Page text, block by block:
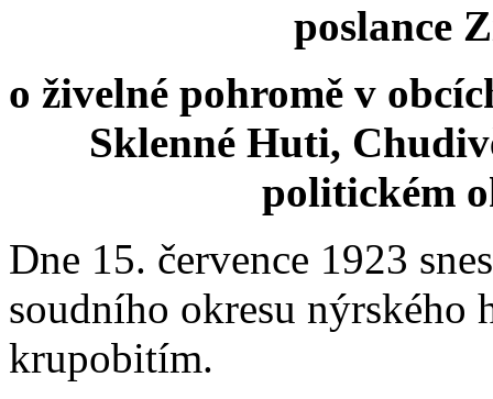
poslance
o živelné pohromě v
Sklenné Huti,
politickém
Dne 15. července 1923
soudního okresu nýrského
krupobitím.